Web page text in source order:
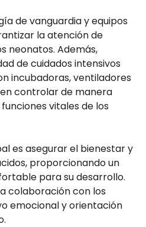
de vanguardia y equipos
la atención de
neonatos. Además,
de cuidados intensivos
incubadoras, ventiladores
controlar de manera
vitales de los
es asegurar el bienestar y
proporcionando un
para su desarrollo.
colaboración con los
emocional y orientación